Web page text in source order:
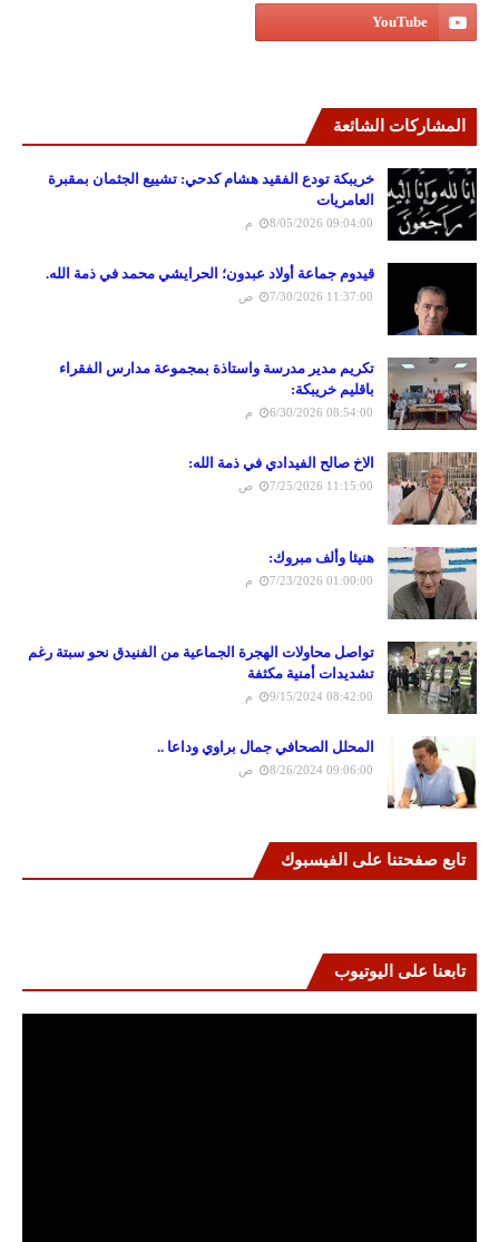
المشاركات الشائعة
خريبكة تودع الفقيد هشام كدحي: تشييع الجثمان بمقبرة
العامريات
8/05/2026 09:04:00 م
قيدوم جماعة أولاد عبدون؛ الحرايشي محمد في ذمة الله.
7/30/2026 11:37:00 ص
تكريم مدير مدرسة واستاذة بمجموعة مدارس الفقراء
باقليم خريبكة:
6/30/2026 08:54:00 م
الاخ صالح الفيدادي في ذمة الله:
7/25/2026 11:15:00 ص
هنيئا وألف مبروك:
7/23/2026 01:00:00 م
تواصل محاولات الهجرة الجماعية من الفنيدق نحو سبتة رغم
تشديدات أمنية مكثفة
9/15/2024 08:42:00 م
المحلل الصحافي جمال براوي وداعا ..
8/26/2024 09:06:00 ص
تابع صفحتنا على الفيسبوك
تابعنا على اليوتيوب